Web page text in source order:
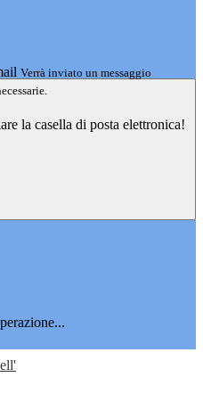
Verrà inviato un messaggio
la casella di posta elettronica!